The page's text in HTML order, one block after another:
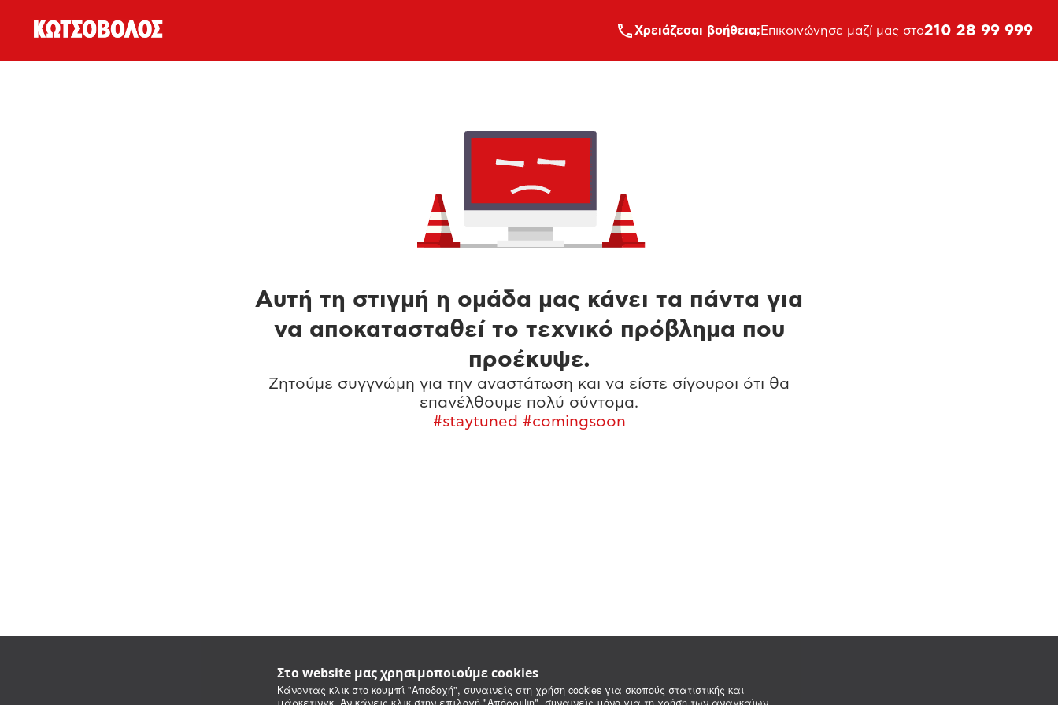
Στο website μας χρησιμοποιούμε cookies
Κάνοντας κλικ στο κουμπί "Αποδοχή", συναινείς στη χρήση cookies για σκοπούς στατιστικής και
Xρειάζεσαι βοήθεια; Επικοινώνησε μαζί μας στο210 28 99 999
Αυτή τη στιγμή η ομάδα μας κάνει τα πάντα για
να αποκατασταθεί το τεχνικό πρόβλημα που
προέκυψε.
Ζητούμε συγγνώμη για την αναστάτωση και να είστε σίγουροι ότι θα
επανέλθουμε πολύ σύντομα.
#staytuned #comingsoon